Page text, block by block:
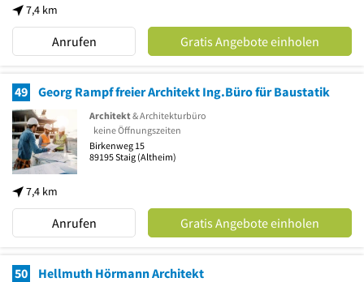
7,4 km
Anrufen Gratis Angebote einholen
49 Georg Rampf freier Architekt Ing.Büro für Baustatik
7,4 km
Architekt& Architekturbüro
keine Öffnungszeiten
Birkenweg 15
89195Staig (Altheim)
Anrufen Gratis Angebote einholen
50 Hellmuth Hörmann Architekt